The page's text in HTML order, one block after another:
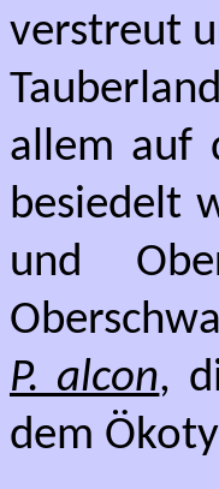
verstreut
allem auf
besiedelt
und
P. alcon,
dem